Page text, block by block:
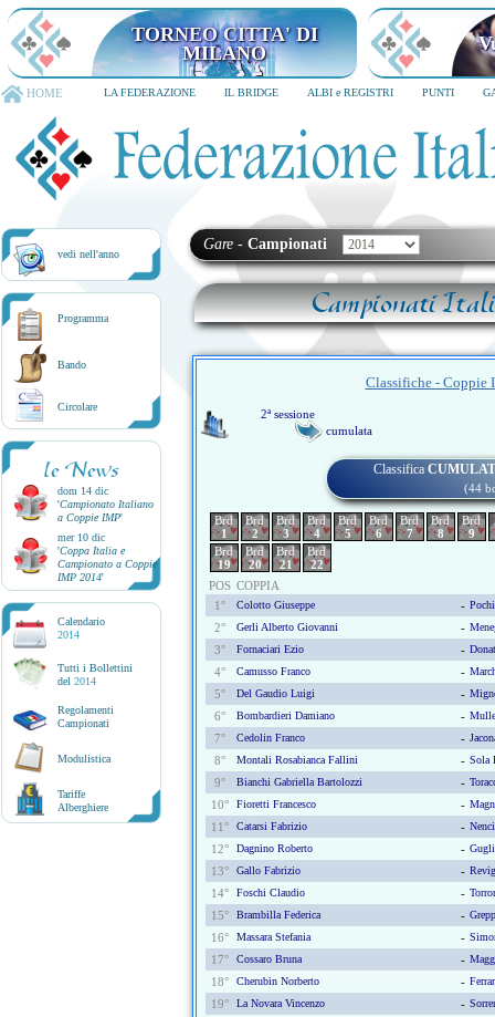
TORNEO CITTA' DI MILANO
6-8 dicembre 2026
HOME LA FEDERAZIONE IL BRIDGE ALBI e REGISTRI PUNTI
vedi nell'anno
Programma
Bando
Circolare
le News
dom 14 dic
'Campionato Italiano
a Coppie IMP'
mer 10 dic
'Coppa Italia e
Campionato a Coppie
IMP 2014'
Calendario
2014
Tutti i Bollettini
del 2014
Regolamenti
Campionati
Modulistica
Tariffe
Alberghiere
Gare - Campionati
Campionati
Classifiche - Coppie
2ª sessione
cumulata
Classifica
(44
Brd
1
Brd
2
Brd
3
Brd
4
Brd
5
Brd
6
Brd
7
Brd
8
Brd
9
Brd
19
Brd
20
Brd
21
Brd
22
POS COPPIA
1°
Colotto Giuseppe -
2° Gerli Alberto Giovanni -
3° Fornaciari Ezio -
4° Camusso Franco -
5° Del Gaudio Luigi -
6° Bombardieri Damiano -
7° Cedolin Franco -
8° Montali Rosabianca Fallini - Sola
9° Bianchi Gabriella Bartolozzi -
10° Fioretti Francesco -
11° Catarsi Fabrizio -
12° Dagnino Roberto -
13° Gallo Fabrizio -
14° Foschi Claudio -
15° Brambilla Federica -
16° Massara Stefania -
17° Cossaro Bruna -
18° Cherubin Norberto -
19° La Novara Vincenzo -